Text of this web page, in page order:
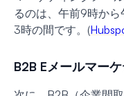
るのは、午前9時から
3時の間です。(
B2B Eメールマー